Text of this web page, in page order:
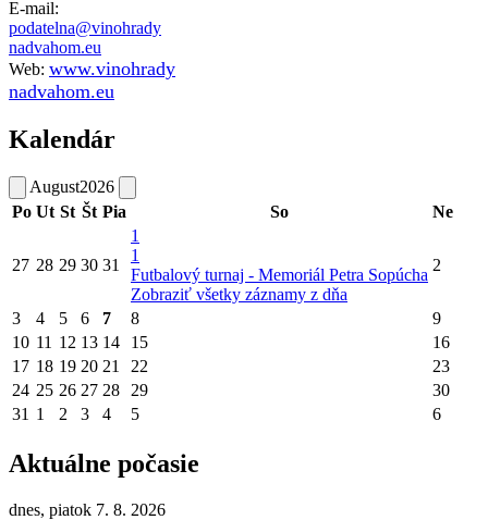
E-mail:
podatelna@vinohrady
nadvahom.eu
Web: www.vinohrady
nadvahom.eu
Kalendár
August2026
Po Ut St Št Pia So Ne
27 28 29 30 31
1
1
Futbalový turnaj - Memoriál Petra Sopúcha
Zobraziť všetky záznamy z dňa
2
3 4 5 6 7 8
9
10 11 12 13 14 15
16
17 18 19 20 21 22
23
24 25 26 27 28 29
30
31 1 2 3 4 5 6
Aktuálne počasie
dnes, piatok 7. 8. 2026